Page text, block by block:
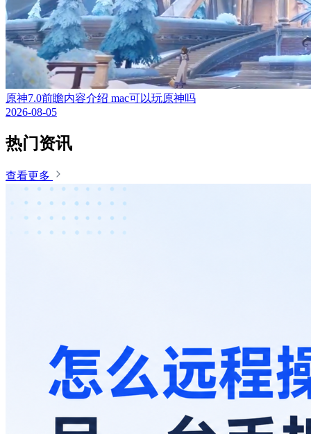
原神7.0前瞻内容介绍 mac可以玩原神吗
2026-08-05
热门资讯
查看更多